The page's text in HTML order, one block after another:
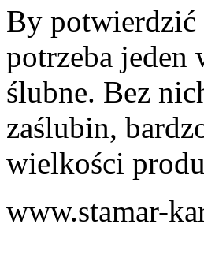
By potwierdzić
potrzeba jeden
ślubne. Bez
zaślubin,
wielkości
www.stamar-